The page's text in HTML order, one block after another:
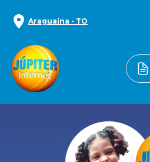
Araguaína - TO